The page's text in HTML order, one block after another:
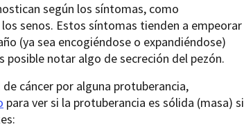
según los síntomas, como
senos. Estos síntomas tienden a empeorar
(ya sea encogiéndose o expandiéndose)
notar algo de secreción del pezón.
cáncer por alguna protuberancia,
para ver si la protuberancia es sólida (masa) si